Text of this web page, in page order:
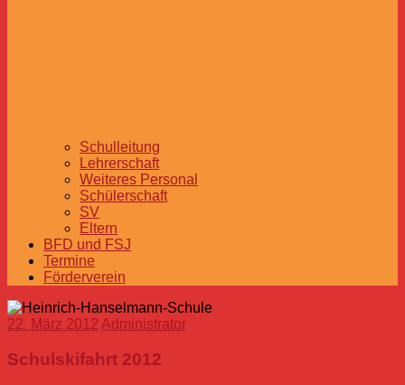
Schulleitung
Lehrerschaft
Weiteres Personal
Schülerschaft
SV
Eltern
BFD und FSJ
Termine
Förderverein
22. März 2012 Administrator
Schulskifahrt 2012